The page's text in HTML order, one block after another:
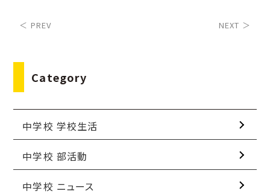
＜ PREV NEXT ＞
Category
中学校 学校生活
中学校 部活動
中学校 ニュース